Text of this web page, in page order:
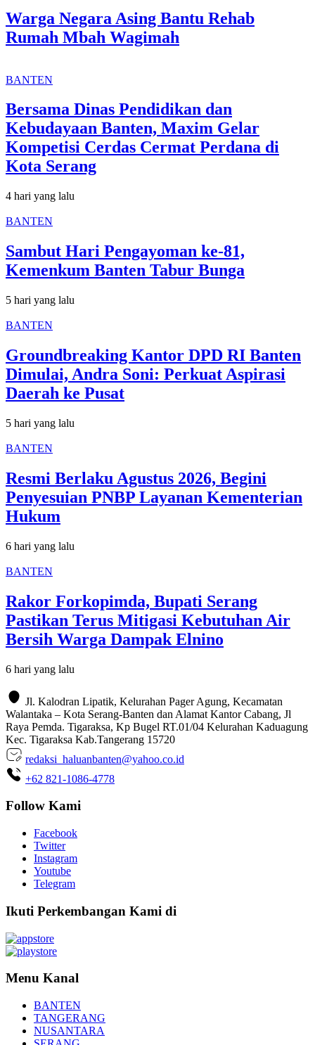
Warga Negara Asing Bantu Rehab
Rumah Mbah Wagimah
BANTEN
Bersama Dinas Pendidikan dan
Kebudayaan Banten, Maxim Gelar
Kompetisi Cerdas Cermat Perdana di
Kota Serang
4 hari yang lalu
BANTEN
Sambut Hari Pengayoman ke-81,
Kemenkum Banten Tabur Bunga
5 hari yang lalu
BANTEN
Groundbreaking Kantor DPD RI Banten
Dimulai, Andra Soni: Perkuat Aspirasi
Daerah ke Pusat
5 hari yang lalu
BANTEN
Resmi Berlaku Agustus 2026, Begini
Penyesuian PNBP Layanan Kementerian
Hukum
6 hari yang lalu
BANTEN
Rakor Forkopimda, Bupati Serang
Pastikan Terus Mitigasi Kebutuhan Air
Bersih Warga Dampak Elnino
6 hari yang lalu
Jl. Kalodran Lipatik, Kelurahan Pager Agung, Kecamatan
Walantaka – Kota Serang-Banten dan Alamat Kantor Cabang, Jl
Raya Pemda. Tigaraksa, Kp Bugel RT.01/04 Kelurahan Kaduagung
Kec. Tigaraksa Kab.Tangerang 15720
redaksi_haluanbanten@yahoo.co.id
+62 821-1086-4778
Follow Kami
Facebook
Twitter
Instagram
Youtube
Telegram
Ikuti Perkembangan Kami di
Menu Kanal
BANTEN
TANGERANG
NUSANTARA